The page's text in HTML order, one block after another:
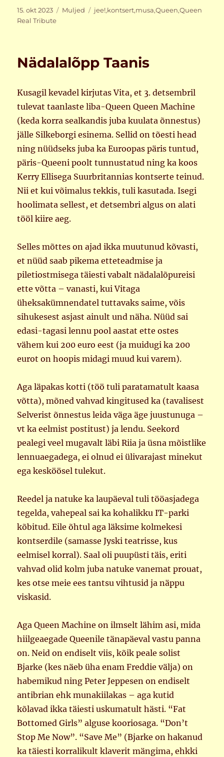
Postitatud
15. okt 2023 Rubriigid
Muljed Sildid
jee!,kontsert,musa,Queen,Queen
Real Tribute
Nädalalõpp Taanis
Kusagil kevadel kirjutas Vita, et 3. detsembril
tulevat taanlaste liba-Queen Queen Machine
(keda korra sealkandis juba kuulata õnnestus)
jälle Silkeborgi esinema. Sellid on tõesti head
ning nüüdseks juba ka Euroopas päris tuntud,
päris-Queeni poolt tunnustatud ning ka koos
Kerry Ellisega Suurbritannias kontserte teinud.
Nii et kui võimalus tekkis, tuli kasutada. Isegi
hoolimata sellest, et detsembri algus on alati
tööl kiire aeg.
Selles mõttes on ajad ikka muutunud kõvasti,
et nüüd saab pikema etteteadmise ja
piletiostmisega täiesti vabalt nädalalõpureisi
ette võtta – vanasti, kui Vitaga
üheksakümnendatel tuttavaks saime, võis
sihukesest asjast ainult und näha. Nüüd sai
edasi-tagasi lennu pool aastat ette ostes
vähem kui 200 euro eest (ja muidugi ka 200
eurot on hoopis midagi muud kui varem).
Aga läpakas kotti (töö tuli paratamatult kaasa
võtta), mõned vahvad kingitused ka (tavalisest
Selverist õnnestus leida väga äge juustunuga –
vt ka eelmist postitust) ja lendu. Seekord
pealegi veel mugavalt läbi Riia ja üsna mõistlike
lennuaegadega, ei olnud ei ülivarajast minekut
ega kesköösel tulekut.
Reedel ja natuke ka laupäeval tuli tööasjadega
tegelda, vahepeal sai ka kohalikku IT-parki
kõbitud. Eile õhtul aga läksime kolmekesi
kontserdile (samasse Jyski teatrisse, kus
eelmisel korral). Saal oli puupüsti täis, eriti
vahvad olid kolm juba natuke vanemat prouat,
kes otse meie ees tantsu vihtusid ja näppu
viskasid.
Aga Queen Machine on ilmselt lähim asi, mida
hiilgeaegade Queenile tänapäeval vastu panna
on. Neid on endiselt viis, kõik peale solist
Bjarke (kes näeb üha enam Freddie välja) on
habemikud ning Peter Jeppesen on endiselt
antibrian ehk munakiilakas – aga kutid
kõlavad ikka täiesti uskumatult hästi. “Fat
Bottomed Girls” alguse kooriosaga. “Don’t
Stop Me Now”. “Save Me” (Bjarke on hakanud
ka täiesti korralikult klaverit mängima, ehkki